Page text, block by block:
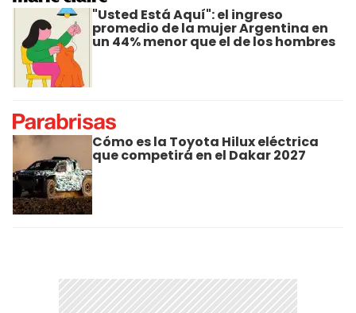
"Usted Está Aquí": el ingreso
promedio de la mujer Argentina en
un 44% menor que el de los hombres
Cómo es la Toyota Hilux eléctrica
que competirá en el Dakar 2027